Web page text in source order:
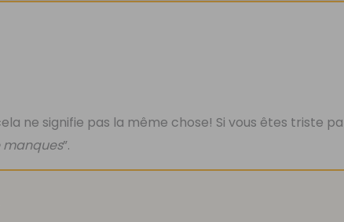
ne signifie pas la même chose! Si vous êtes triste
manques”.